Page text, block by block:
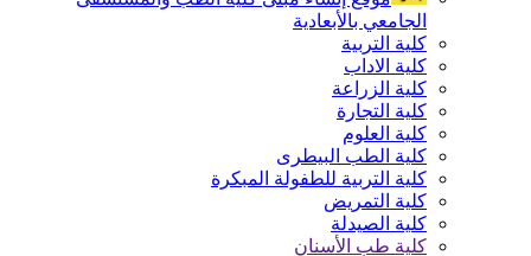
الجامعي بالأبعادية
كلية التربية
كلية الاداب
كلية الزراعة
كلية التجارة
كلية العلوم
كلية الطب البيطرى
كلية التربية للطفولة المبكرة
كلية التمريض
كلية الصيدلة
كلية طب الأسنان